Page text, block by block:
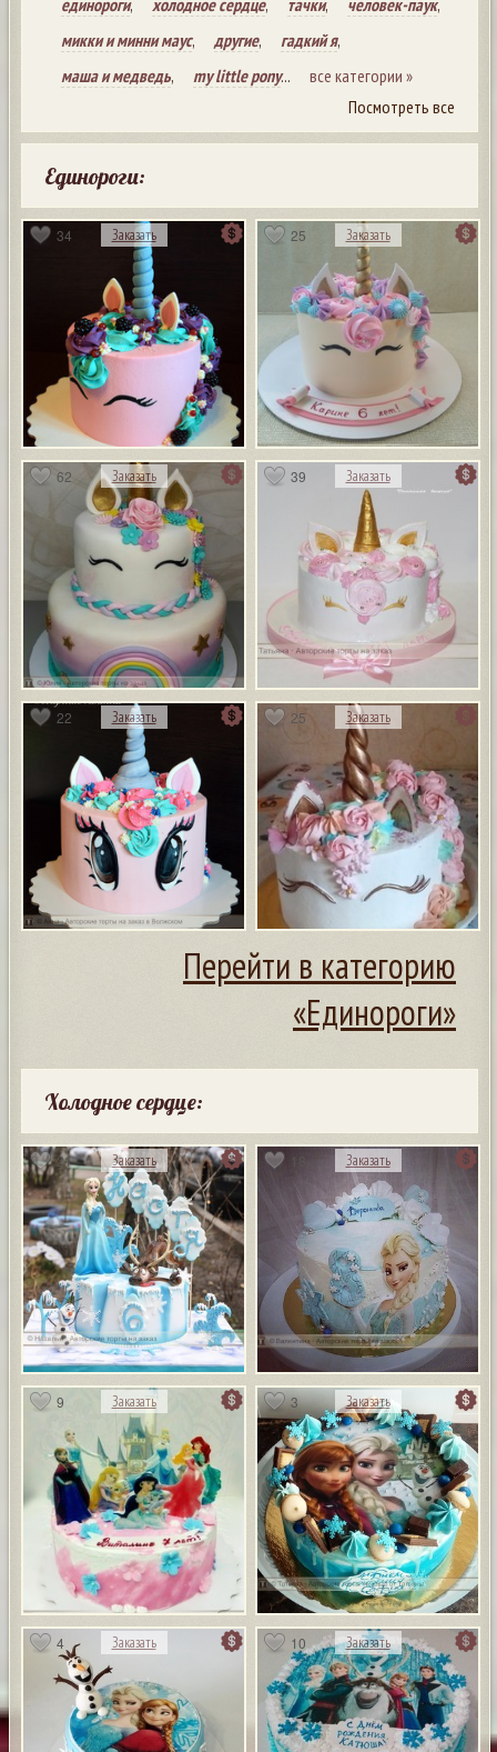
единороги, холодное сердце, тачки, человек-паук,
микки и минни маус, другие, гадкий я,
маша и медведь, my little pony...
все категории »
Посмотреть все
Единороги:
34 Заказать 25 Заказать
62 Заказать 39 Заказать
22 Заказать 25 Заказать
Перейти в категорию
«Единороги»
Холодное сердце:
21 Заказать 18 Заказать
9 Заказать 3 Заказать
4 Заказать 10 Заказать